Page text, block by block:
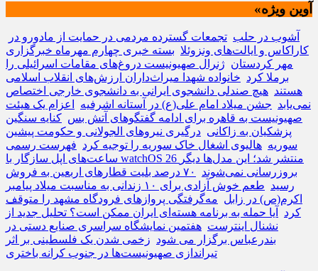
آوین ویژه»
آشوب در حلب تجمعات گسترده مردمی در حمایت از مادورو در
کاراکاس و ایالت‌های ونزوئلا بسته خبری چهارم مهرماه خبرگزاری
مهر کردستان ژنرال صهیونیست دروغ‌های مقامات اسرائیلی را
برملا کرد خانواده شهدا میراث‌داران ارزش‌های انقلاب اسلامی
هستند هیچ صندلی دانشجوی ایرانی به دانشجوی خارجی اختصاص
نمی‌یابد جشن میلاد امام علی(ع) در آستانه اشرفیه
اعزام یک هیئت
صهیونیست به قاهره برای ادامه گفتگوهای آتش بس کنایه سنگین
پزشکیان به زاکانی درگیری نیروهای الجولانی و حکومت پیشین
سوریه هالیوی اشغال خاک سوریه را توجیه کرد فهرست رسمی
ساعت‌های اپل سازگار با watchOS 26 منتشر شد؛ این مدل‌ها دیگر
بروزرسانی نمی‌شوند
۷۰ درصد بلیت قطارهای اربعین به فروش
رسید
طعم خوش آزادی برای ۱۰ زندانی به مناسبت میلاد پیامبر
اکرم(ص) در زابل مه‌گرفتگی پروازهای فرودگاه مشهد را متوقف
کرد
آیا حمله به برنامه هسته‌ای ایران ممکن است؟ تحلیل جدید از
نشنال اینترست هفتمین نمایشگاه سراسری صنایع دستی در
بندرعباس برگزار می شود زخمی شدن یک فلسطینی بر اثر
تیراندازی صهیونیست‌ها در جنوب کرانه باختری